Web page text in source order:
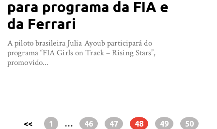
para programa da FIA e
da Ferrari
A piloto brasileira Julia Ayoub participará do
programa “FIA Girls on Track – Rising Stars”,
promovido...
<< 1 … 46 47 48 49 50